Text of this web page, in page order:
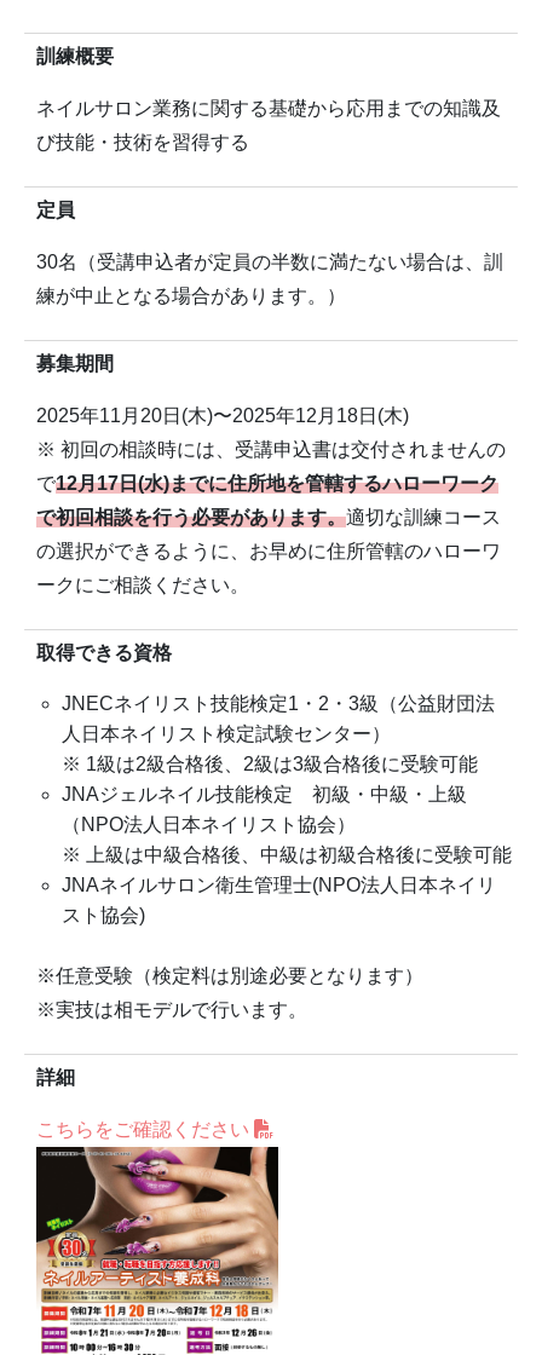
訓練概要
ネイルサロン業務に関する基礎から応用までの知識及
び技能・技術を習得する
定員
30名（受講申込者が定員の半数に満たない場合は、訓
練が中止となる場合があります。）
募集期間
2025年11月20日(木)〜2025年12月18日(木)
※ 初回の相談時には、受講申込書は交付されませんの
で12月17日(水)までに住所地を管轄するハローワーク
で初回相談を行う必要があります。適切な訓練コース
の選択ができるように、お早めに住所管轄のハローワ
ークにご相談ください。
取得できる資格
JNECネイリスト技能検定1・2・3級（公益財団法
人日本ネイリスト検定試験センター）
※ 1級は2級合格後、2級は3級合格後に受験可能
JNAジェルネイル技能検定 初級・中級・上級
（NPO法人日本ネイリスト協会）
※ 上級は中級合格後、中級は初級合格後に受験可能
JNAネイルサロン衛生管理士(NPO法人日本ネイリ
スト協会)
※任意受験（検定料は別途必要となります）
※実技は相モデルで行います。
詳細
こちらをご確認ください